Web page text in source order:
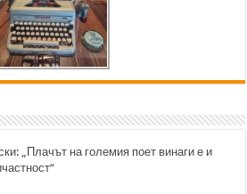
„Плачът на големия поет винаги е и